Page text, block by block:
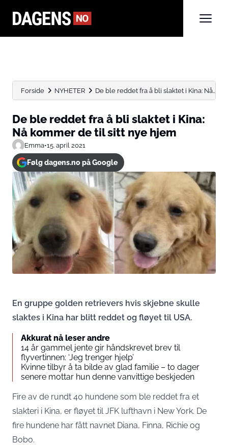
Forside NYHETER De ble reddet fra å bli slaktet i Kina: Nå...
De ble reddet fra å bli slaktet i Kina:
Nå kommer de til sitt nye hjem
Emma•15. april 2021
Følg dagens.no på Google
En gruppe golden retrievers hvis skjebne skulle
slaktes i Kina har blitt reddet og fløyet til USA.
Akkurat nå leser andre
14 år gammel jente gir håndskrevet brev til
flyvertinnen: ‘Jeg trenger hjelp’
Kvinne tilbyr å ta bilde av glad familie – to dager
senere mottar hun denne vanvittige beskjeden
Fire av de rundt 40 hundene som ble reddet fra et
slakteri i Kina, er fløyet til JFK lufthavn i New York. De
fire hundene har fått navnet Diana, Finna, Richie og
Bobo.